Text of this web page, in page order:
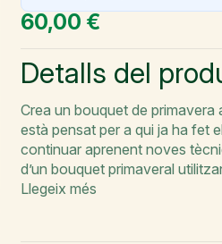
60,00 €
Detalls del
Crea un bouquet de
està pensat per a qui ja ha fet
continuar aprenent noves
d’un bouquet primaveral
Llegeix més